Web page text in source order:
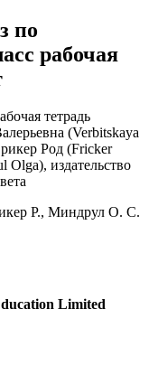
по
рабочая
Р., Миндрул О. С.
Limited